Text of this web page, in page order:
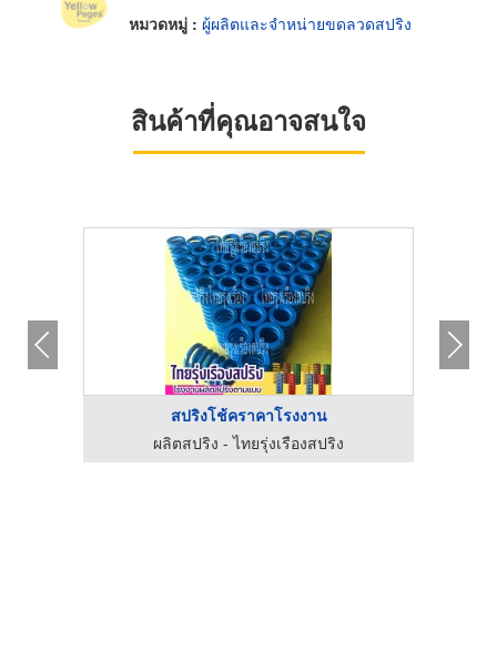
หมวดหมู่ : ผู้ผลิตและจำหน่ายขดลวดสปริง
สินค้าที่คุณอาจสนใจ
สปริงโช้คราคาโรงงาน
ผลิตสปริง - ไทยรุ่งเรืองสปริง